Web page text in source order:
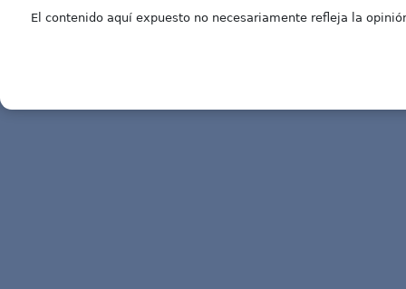
El contenido aquí expuesto no necesariamente refleja la